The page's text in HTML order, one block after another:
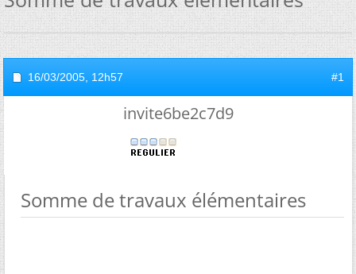
16/03/2005, 12h57 #1
invite6be2c7d9
Somme de travaux élémentaires